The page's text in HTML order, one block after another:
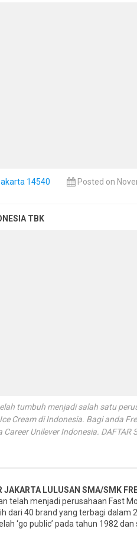
14540 Posted on
TBK
tumbuh menjadi salah satu
Cream di Indonesia. Bagi anda
Unilever Indonesia. DAFTAR
JAKARTA LULUSAN SMA/SMK
telah menjadi perusahaan Fast
dari 40 brand yang terbagi dalam
‘go public’ pada tahun 1982